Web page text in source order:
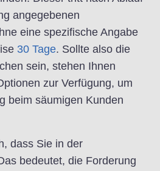
angegebenen
eine spezifische Angabe
30 Tage. Sollte also die
sein, stehen Ihnen
zur Verfügung, um
beim säumigen Kunden
dass Sie in der
bedeutet, die Forderung